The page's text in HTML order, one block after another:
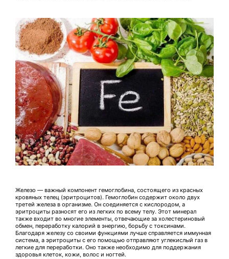
Железо — важный компонент гемоглобина, состоящего из красных
кровяных телец (эритроцитов). Гемоглобин содержит около двух
третей железа в организме. Он соединяется с кислородом, а
эритроциты разносят его из легких по всему телу. Этот минерал
также входит во многие элементы, отвечающие за холестериновый
обмен, переработку калорий в энергию, борьбу с токсинами.
Благодаря железу со своими функциями лучше справляется иммунная
система, а эритроциты с его помощью отправляют углекислый газ в
легкие для переработки. Оно также необходимо для поддержания
здоровья клеток, кожи, волос и ногтей.